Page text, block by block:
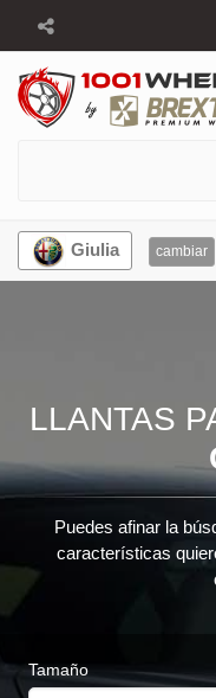
Giulia cambiar
LLANTAS
Puedes afinar la
características
Tamaño